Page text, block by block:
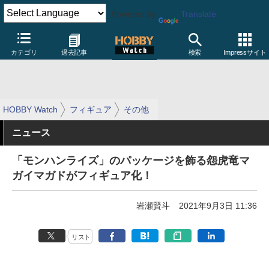
Powered by Translate
カテゴリ 過去記事 検索 Impressサイト
HOBBY Watch フィギュア その他
ニュース
「モンハンライズ」のパッケージを飾る怨虎竜マ
ガイマガドがフィギュア化！
岩瀬賢斗 2021年9月3日 11:36
リスト